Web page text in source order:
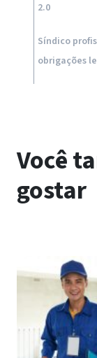
2.0
Síndico
obrigações
Você
gostar